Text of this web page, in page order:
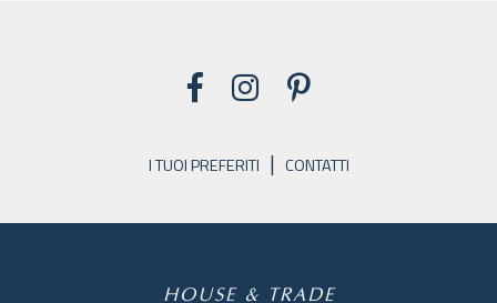
I TUOI PREFERITI | CONTATTI
HOUSE & TRADE